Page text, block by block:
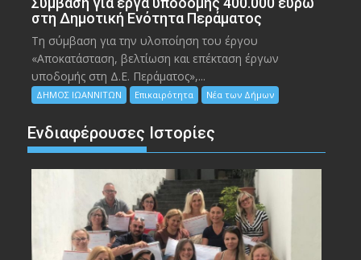
στη Δημοτική Ενότητα Περάματος
Τη σύμβαση για την υλοποίηση του έργου
«Αποκατάσταση, βελτίωση και επέκταση έργων
υποδομής στη Δ.Ε. Περάματος»,...
ΔΗΜΟΣ ΙΩΑΝΝΙΤΩΝ Επικαιρότητα Νέα των Δήμων
Ενδιαφέρουσες Ιστορίες